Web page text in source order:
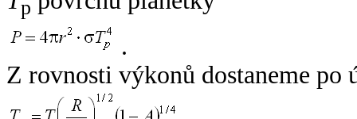
p
.
Z rovnosti výkonů dostaneme po